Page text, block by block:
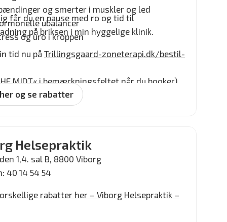
og smerter i muskler og led
ubalancer
og uro i kroppen
får du en pause med ro og tid til
på briksen i min hyggelige klinik.
tid nu på Trillingsgaard-zoneterapi.dk/bestil-
MIDT« i bemærkningsfeltet når du booker)
og se rabatter
Helsepraktik
1,4. sal B, 8800 Viborg
40 14 54 54
rabatter her – Viborg Helsepraktik –